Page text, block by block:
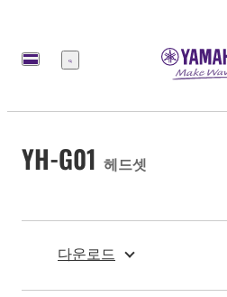
메
YH-G01 헤드셋
다운로드